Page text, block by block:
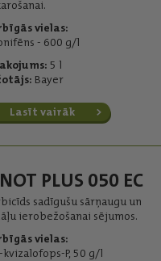
vielas:
- 600 g/l
5 l
Bayer
Lasīt vairāk
PLUS 050 EC
sadīgušu sārņaugu un
ierobežošanai sējumos.
vielas:
P, 50 g/l